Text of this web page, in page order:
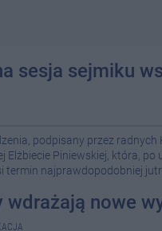
sesja sejmiku
podpisany przez radnych
Elżbiecie Piniewskiej, która, po
termin najprawdopodobniej
wdrażają nowe